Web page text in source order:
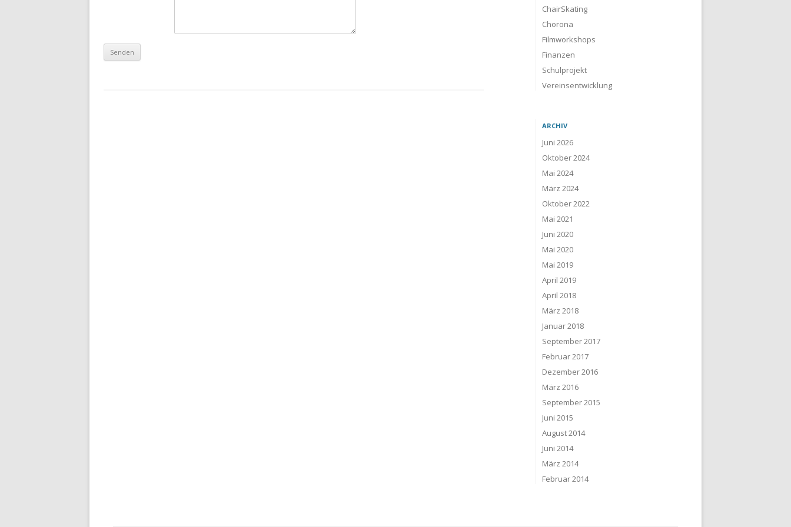
ChairSkating
Chorona
Filmworkshops
Finanzen
Schulprojekt
Vereinsentwicklung
ARCHIV
Juni 2026
Oktober 2024
Mai 2024
März 2024
Oktober 2022
Mai 2021
Juni 2020
Mai 2020
Mai 2019
April 2019
April 2018
März 2018
Januar 2018
September 2017
Februar 2017
Dezember 2016
März 2016
September 2015
Juni 2015
August 2014
Juni 2014
März 2014
Februar 2014